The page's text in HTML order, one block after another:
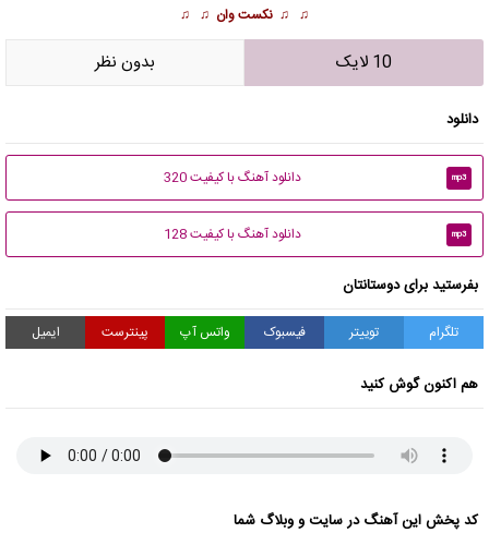
♫ ♫ نکست وان ♫ ♫
10 لایک بدون نظر
دانلود
mp3 دانلود آهنگ با کیفیت 320
mp3 دانلود آهنگ با کیفیت 128
بفرستید برای دوستانتان
تلگرام توییتر فیسبوک واتس آپ پینترست ایمیل
هم اکنون گوش کنید
کد پخش این آهنگ در سایت و وبلاگ شما